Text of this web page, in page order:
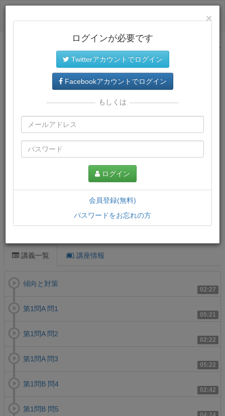
サイトトップに戻る
プレミアム会員では、教材がダウンロードでき、快適な動画
再生環境が提供されます。
講義一覧 講座情報
02:27
傾向と対策
05:21
第1問A 問1
02:22
第1問A 問2
05:22
第1問A 問3
02:42
第1問B 問4
第1問B 問5
×
ログインが必要です
Twitterアカウントでログイン
Facebookアカウントでログイン
もしくは
ログイン
会員登録(無料)
パスワードをお忘れの方